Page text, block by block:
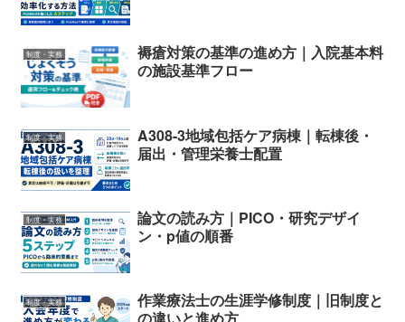
制度・実務
褥瘡対策の基準の進め方｜入院基本料
の施設基準フロー
制度・実務
A308-3地域包括ケア病棟｜転棟後・
届出・管理栄養士配置
制度・実務
論文の読み方｜PICO・研究デザイ
ン・p値の順番
制度・実務
作業療法士の生涯学修制度｜旧制度と